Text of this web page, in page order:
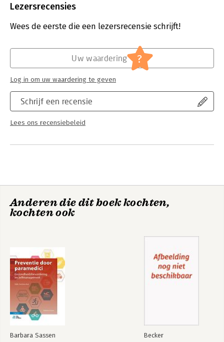
Uitgever:
Verschijningsdatum:
24-8-2017
Lezersrecensies
Wees de eerste die een lezersrecensie schrijft!
Schrijf een recensie
Lees ons recensiebeleid
Uw waardering ?
Log in om uw waardering te geven
Anderen die dit boek kochten,
kochten ook
Barbara Sassen Becker